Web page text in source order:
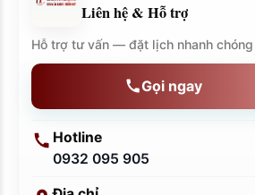
Liên hệ & Hỗ trợ
Hỗ trợ tư vấn — đặt lịch nhanh chóng
Gọi ngay
Hotline
0932 095 905